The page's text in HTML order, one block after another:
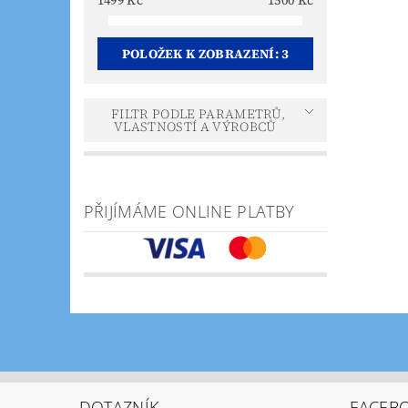
POLOŽEK K ZOBRAZENÍ:3
FILTR PODLE PARAMETRŮ,
VLASTNOSTÍ A VÝROBCŮ
PŘIJÍMÁME ONLINE PLATBY